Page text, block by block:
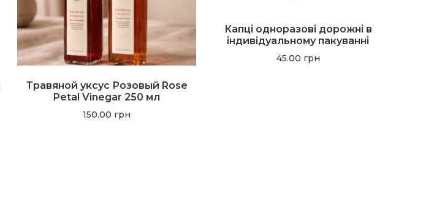
Травяной уксус Розовый Rose
Petal Vinegar 250 мл
150.00 грн
Капці одноразові дорожні в
індивідуальному пакуванні
45.00 грн